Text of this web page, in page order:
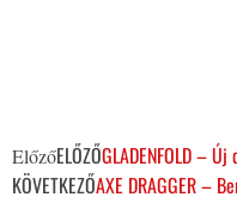
ElőzőELŐZŐGLADENFOLD –
KÖVETKEZŐAXE DRAGGER –